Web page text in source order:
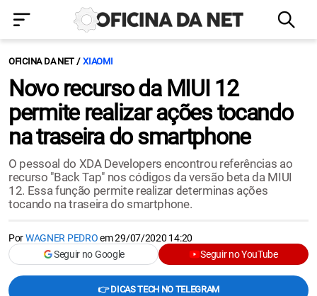
OFICINA DA NET XIAOMI
Novo recurso da MIUI 12
permite realizar ações tocando
na traseira do smartphone
O pessoal do XDA Developers encontrou referências ao
recurso "Back Tap" nos códigos da versão beta da MIUI
12. Essa função permite realizar determinas ações
tocando na traseira do smartphone.
PorWAGNER PEDROem29/07/2020 14:20
Seguir no Google
Seguir no YouTube
👉 DICAS TECH NO TELEGRAM